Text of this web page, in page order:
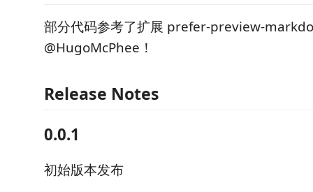
部分代码参考了扩展 prefer-preview-
@HugoMcPhee！
Release Notes
0.0.1
初始版本发布